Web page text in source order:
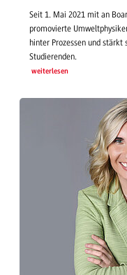
Seit 1. Mai 2021 mit an
promovierte
hinter Prozessen und stärkt
Studierenden.
weiterlesen